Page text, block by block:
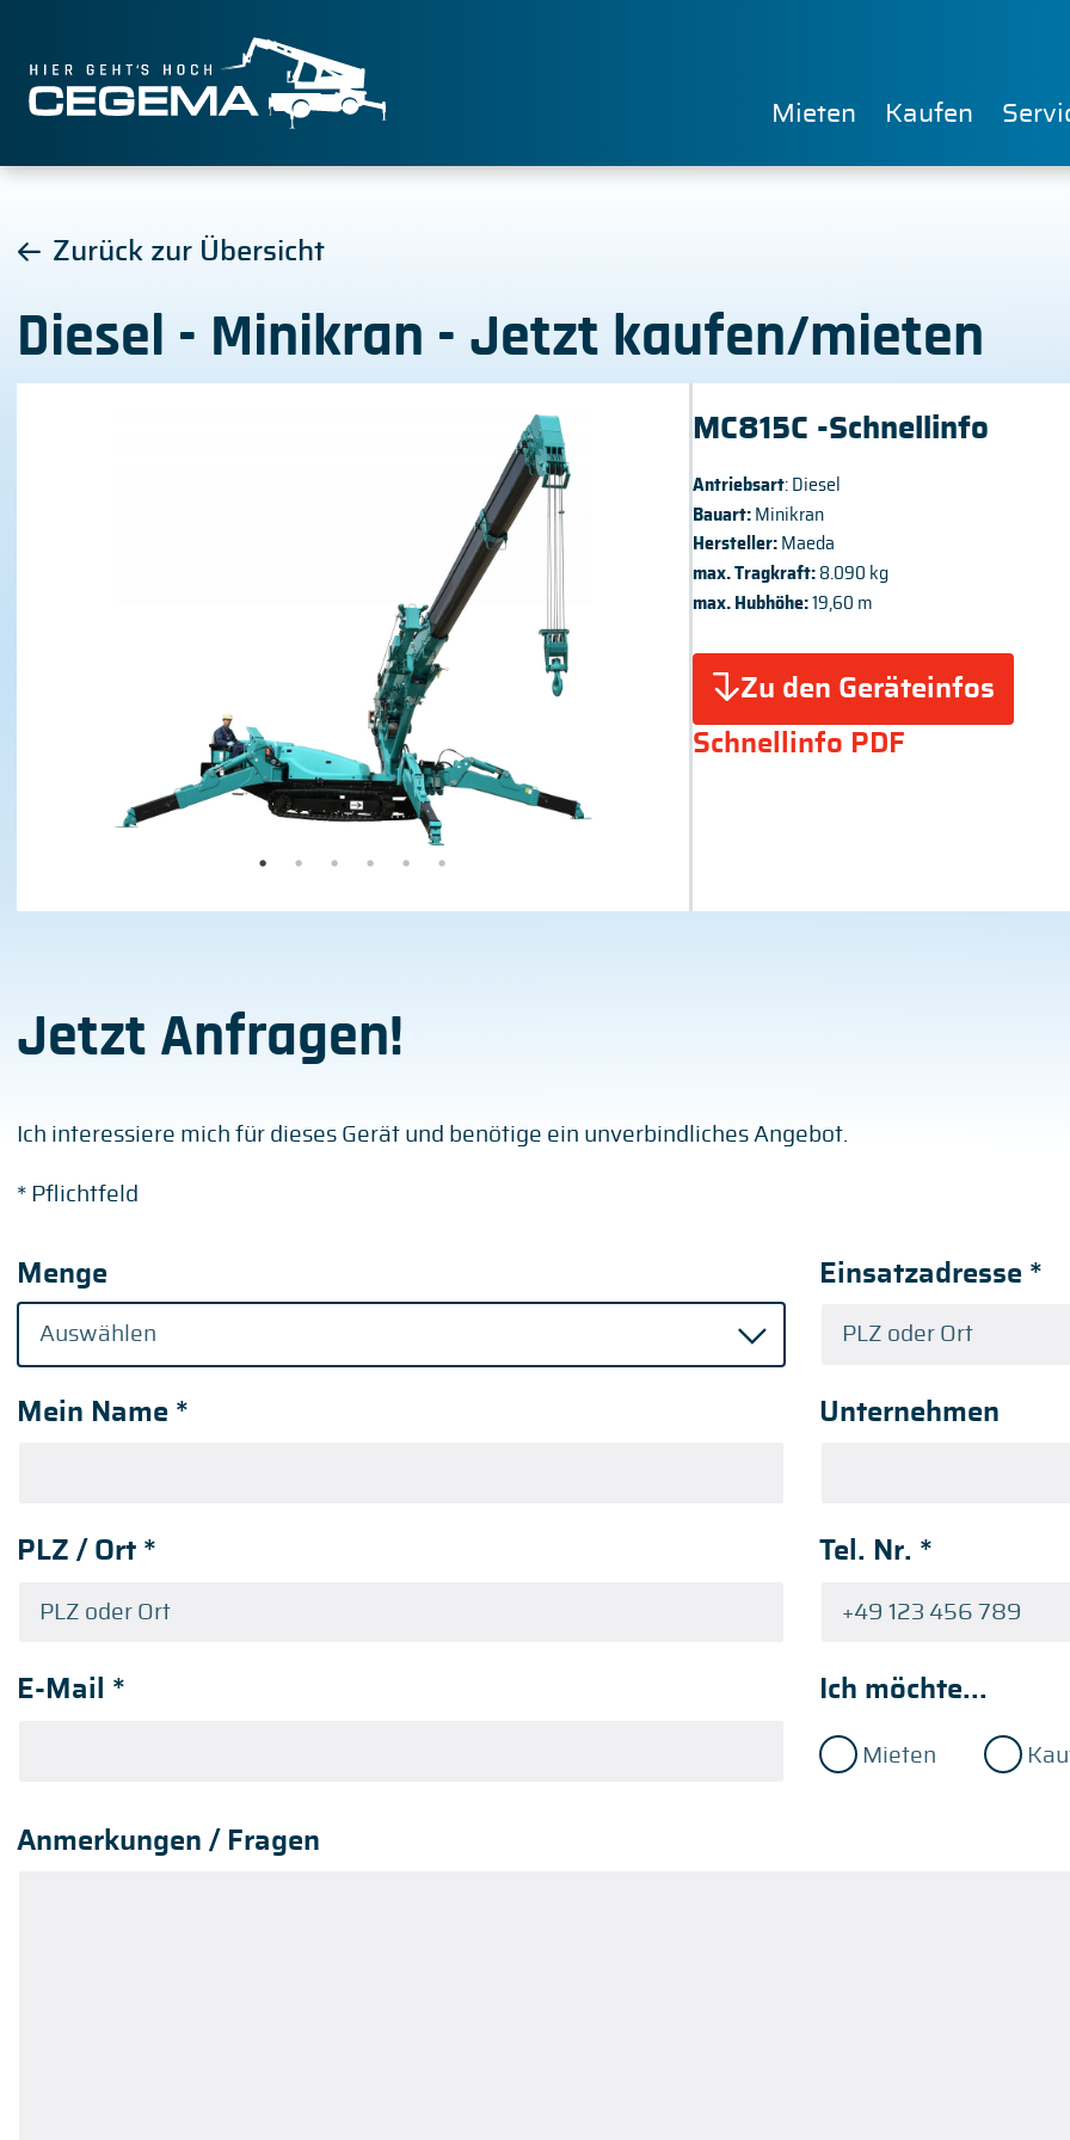
Mieten Kaufen
Zurück zur Übersicht
Diesel - Minikran - Jetzt kaufen/mieten
MC815C -Schnellinfo
Antriebsart: Diesel
Bauart:Minikran
Hersteller: Maeda
max. Tragkraft: 8.090 kg
max. Hubhöhe:19,60 m
Zu den Geräteinfos
Schnellinfo PDF
Jetzt Anfragen!
Ich interessiere mich für dieses Gerät und benötige ein unverbindliches Angebot.
* Pflichtfeld
Menge Einsatzadresse *
Mein Name * Unternehmen
PLZ / Ort * Tel. Nr. *
E-Mail * Ich möchte...
Mieten
Anmerkungen / Fragen